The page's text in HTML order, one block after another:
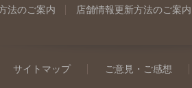
法のご案内 店舗情報更新方法のご案内
サイトマップ ご意見・ご感想